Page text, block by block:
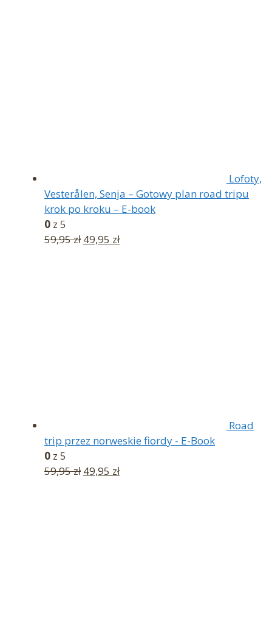
Lofoty,
Vesterålen, Senja – Gotowy plan road tripu
krok po kroku – E-book
0 z 5
59,95zł Pierwotna
49,95 złAktualna
Road
trip przez norweskie fiordy - E-Book
0 z 5
59,95zł Pierwotna
49,95 złAktualna